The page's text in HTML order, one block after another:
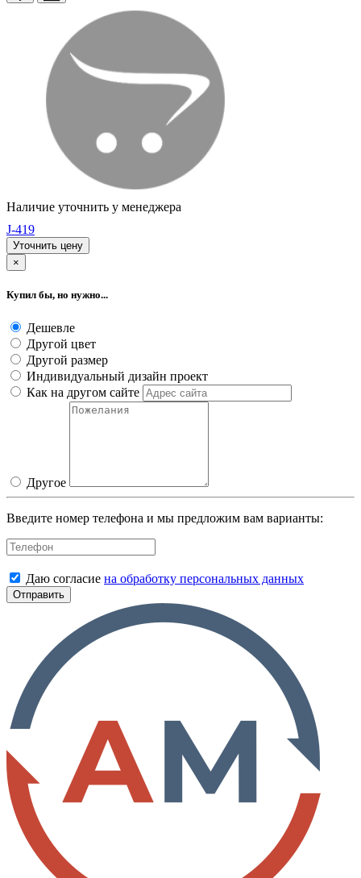
Наличие уточнить у менеджера
J-419
Уточнить цену
×
Купил бы, но нужно...
Дешевле
Другой цвет
Другой размер
Индивидуальный дизайн проект
Как на другом сайте
Другое
Введите номер телефона и мы предложим вам варианты:
Даю согласие на обработку персональных данных
Отправить